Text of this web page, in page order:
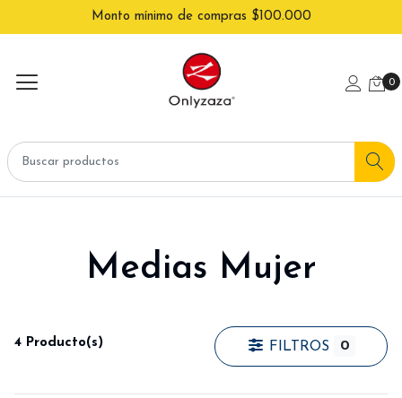
Monto mínimo de compras $100.000
0
Medias Mujer
4 Producto(s) FILTROS 0